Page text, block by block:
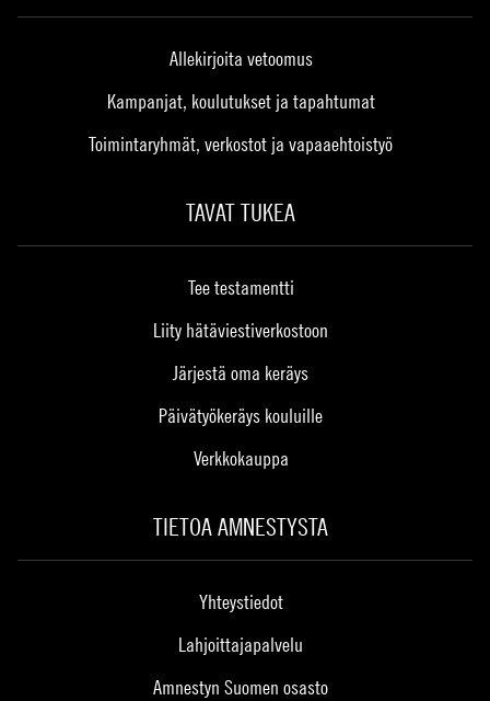
Allekirjoita vetoomus
Kampanjat, koulutukset ja tapahtumat
Toimintaryhmät, verkostot ja vapaaehtoistyö
TAVAT TUKEA
Tee testamentti
Liity hätäviestiverkostoon
Järjestä oma keräys
Päivätyökeräys kouluille
Verkkokauppa
TIETOA AMNESTYSTA
Yhteystiedot
Lahjoittajapalvelu
Amnestyn Suomen osasto